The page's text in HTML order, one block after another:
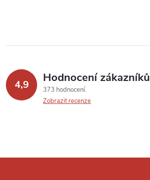
4,9 Hodnocení zákazníků
373 hodnocení
Zobrazit recenze